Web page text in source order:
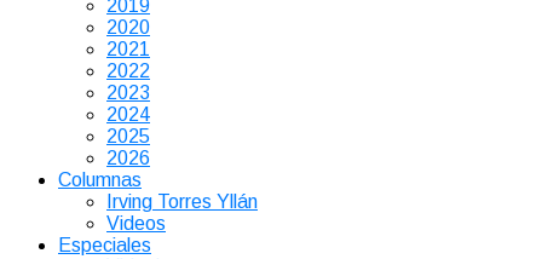
2019
2020
2021
2022
2023
2024
2025
2026
Columnas
Irving Torres Yllán
Videos
Especiales